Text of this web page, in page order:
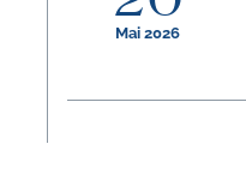
Mai 2026